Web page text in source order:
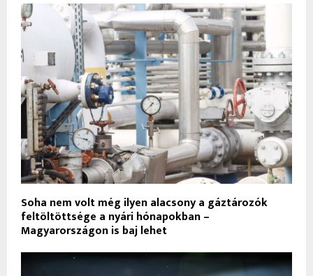
Soha nem volt még ilyen alacsony a gáztározók
feltöltöttsége a nyári hónapokban –
Magyarországon is baj lehet